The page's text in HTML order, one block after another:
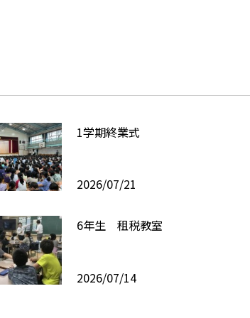
1学期終業式
2026/07/21
6年生 租税教室
2026/07/14